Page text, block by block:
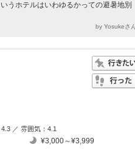
うホテルはいわゆるかっての避暑地別
by Yosukeさん
／ 雰囲気：4.1
¥3,000～¥3,999